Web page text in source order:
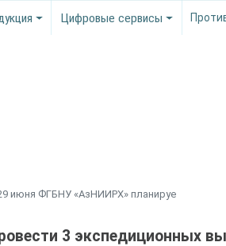
Цифровые сервисы
июня ФГБНУ «АзНИИРХ» планируе
3 экспедиционных